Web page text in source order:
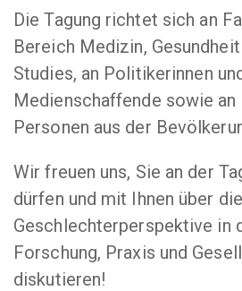
Die Tagung richtet sich an
Bereich Medizin,
Studies, an Politikerinnen
Medienschaffende sowie
Personen aus der
Wir freuen uns, Sie an der
dürfen und mit Ihnen über
Geschlechterperspektive in
Forschung, Praxis und
diskutieren!